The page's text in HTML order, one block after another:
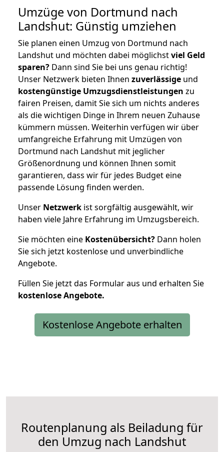
Umzüge von Dortmund nach
Landshut: Günstig umziehen
Sie planen einen Umzug von Dortmund nach
Landshut und möchten dabei möglichstviel Geld
sparen? Dann sind Sie bei uns genau richtig!
Unser Netzwerk bieten Ihnen zuverlässige und
kostengünstige Umzugsdienstleistungen zu
fairen Preisen, damit Sie sich um nichts anderes
als die wichtigen Dinge in Ihrem neuen Zuhause
kümmern müssen. Weiterhin verfügen wir über
umfangreiche Erfahrung mit Umzügen von
Dortmund nach Landshut mit jeglicher
Größenordnung und können Ihnen somit
garantieren, dass wir für jedes Budget eine
passende Lösung finden werden.
Unser Netzwerk ist sorgfältig ausgewählt, wir
haben viele Jahre Erfahrung im Umzugsbereich.
Sie möchten eine Kostenübersicht? Dann holen
Sie sich jetzt kostenlose und unverbindliche
Angebote.
Füllen Sie jetzt das Formular aus und erhalten Sie
kostenloseAngebote.
Kostenlose Angebote erhalten
Routenplanung als Beiladung für
den Umzug nach Landshut